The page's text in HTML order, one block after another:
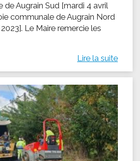
de Augrain Sud [mardi 4 avril
communale de Augrain Nord
Le Maire remercie les
Lire la suite